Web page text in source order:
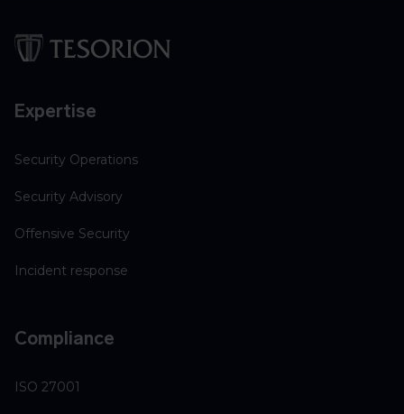
Expertise
Security Operations
Security Advisory
Offensive Security
Incident response
Compliance
ISO 27001